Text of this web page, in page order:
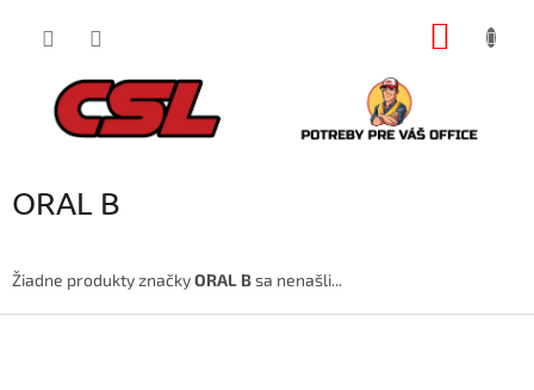
ORAL B
Žiadne produkty značkyORAL Bsa nenašli...
Z